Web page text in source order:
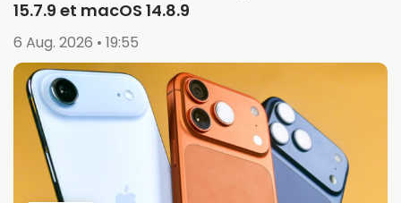
15.7.9 et macOS 14.8.9
6 Aug. 2026 • 19:55